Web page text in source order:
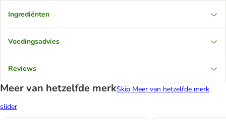
Ingrediënten
Voedingsadvies
Reviews
Meer van hetzelfde merkSkip Meer van hetzelfde merk
slider